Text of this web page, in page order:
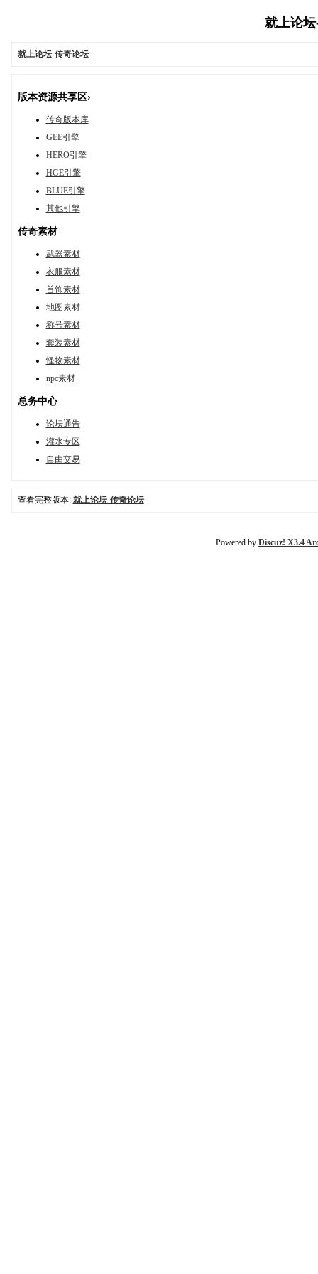
就上论
就上论坛-传奇论坛
版本资源共享区›
传奇版本库
GEE引擎
HERO引擎
HGE引擎
BLUE引擎
其他引擎
传奇素材
武器素材
衣服素材
首饰素材
地图素材
称号素材
套装素材
怪物素材
npc素材
总务中心
论坛通告
灌水专区
自由交易
查看完整版本: 就上论坛-传奇论坛
Powered by Discuz! X3.4